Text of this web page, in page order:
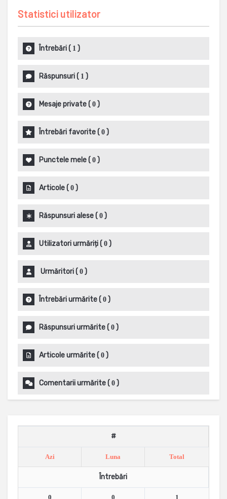
Statistici utilizator
Întrebări( 1 )
Răspunsuri( 1 )
Mesaje private( 0 )
Întrebări favorite( 0 )
Punctele mele( 0 )
Articole( 0 )
Răspunsuri alese( 0 )
Utilizatori urmăriți( 0 )
Urmăritori( 0 )
Întrebări urmărite( 0 )
Răspunsuri urmărite( 0 )
Articole urmărite( 0 )
Comentarii urmărite( 0 )
#
Azi Luna Total
Întrebări
0 0 1